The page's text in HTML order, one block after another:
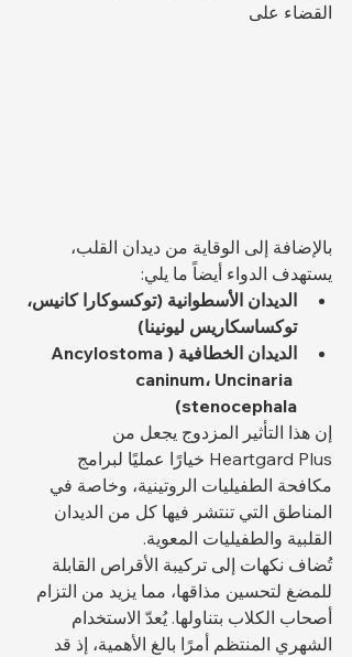
القضاء على
بالإضافة إلى الوقاية من ديدان القلب،
يستهدف الدواء أيضاً ما يلي:
الديدان الأسطوانية (توكسوكارا كانيس،
توكساسكاريس ليونينا)
الديدان الخطافية (Ancylostoma
caninum، Uncinaria
stenocephala)
إن هذا التأثير المزدوج يجعل من
Heartgard Plus خيارًا عمليًا لبرامج
مكافحة الطفيليات الروتينية، وخاصة في
المناطق التي تنتشر فيها كل من الديدان
القلبية والطفيليات المعوية.
تُضاف نكهات إلى تركيبة الأقراص القابلة
للمضغ لتحسين مذاقها، مما يزيد من التزام
أصحاب الكلاب بتناولها. يُعدّ الاستخدام
الشهري المنتظم أمرًا بالغ الأهمية، إذ قد